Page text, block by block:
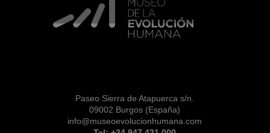
Paseo Sierra de Atapuerca s/n.
09002 Burgos (España)
info@museoevolucionhumana.com